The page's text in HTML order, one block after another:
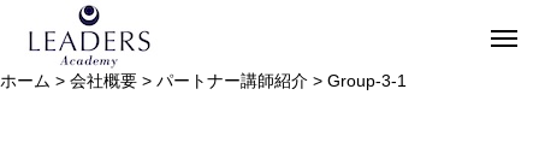
ホーム > 会社概要 > パートナー講師紹介 > Group-3-1